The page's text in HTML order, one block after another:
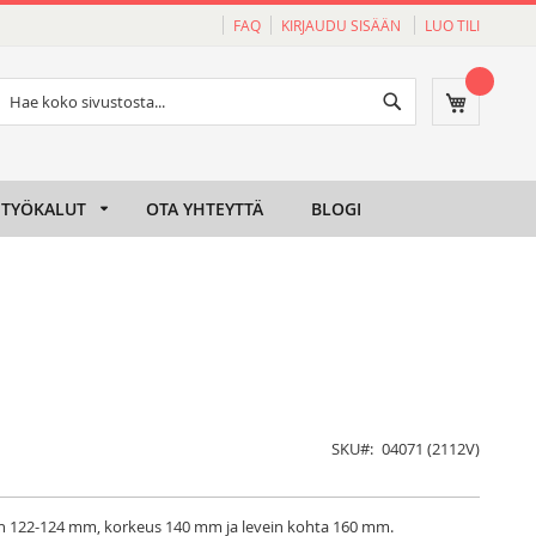
FAQ KIRJAUDU SISÄÄN LUO TILI
Ostoskori
Haku
TYÖKALUT OTA YHTEYTTÄ BLOGI
SKU 04071 (2112V)
124 mm, korkeus 140 mm ja levein kohta 160 mm.